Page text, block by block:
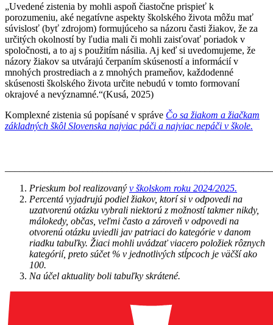
„Uvedené zistenia by mohli aspoň čiastočne prispieť k
porozumeniu, aké negatívne aspekty školského života môžu mať
súvislosť (byť zdrojom) formujúceho sa názoru časti žiakov, že za
určitých okolností by ľudia mali či mohli zaisťovať poriadok v
spoločnosti, a to aj s použitím násilia. Aj keď si uvedomujeme, že
názory žiakov sa utvárajú čerpaním skúseností a informácií v
mnohých prostrediach a z mnohých prameňov, každodenné
skúsenosti školského života určite nebudú v tomto formovaní
okrajové a nevýznamné.“(Kusá, 2025)
Komplexné zistenia sú popísané v správe Čo sa žiakom a žiačkam
základných škôl Slovenska najviac páči a najviac nepáči v škole.
Prieskum bol realizovaný v školskom roku 2024/2025.
Percentá vyjadrujú podiel žiakov, ktorí si v odpovedi na
uzatvorenú otázku vybrali niektorú z možností takmer nikdy,
málokedy, občas, veľmi často a zároveň v odpovedi na
otvorenú otázku uviedli jav patriaci do kategórie v danom
riadku tabuľky. Žiaci mohli uvádzať viacero položiek rôznych
kategórií, preto súčet % v jednotlivých stĺpcoch je väčší ako
100.
Na účel aktuality boli tabuľky skrátené.